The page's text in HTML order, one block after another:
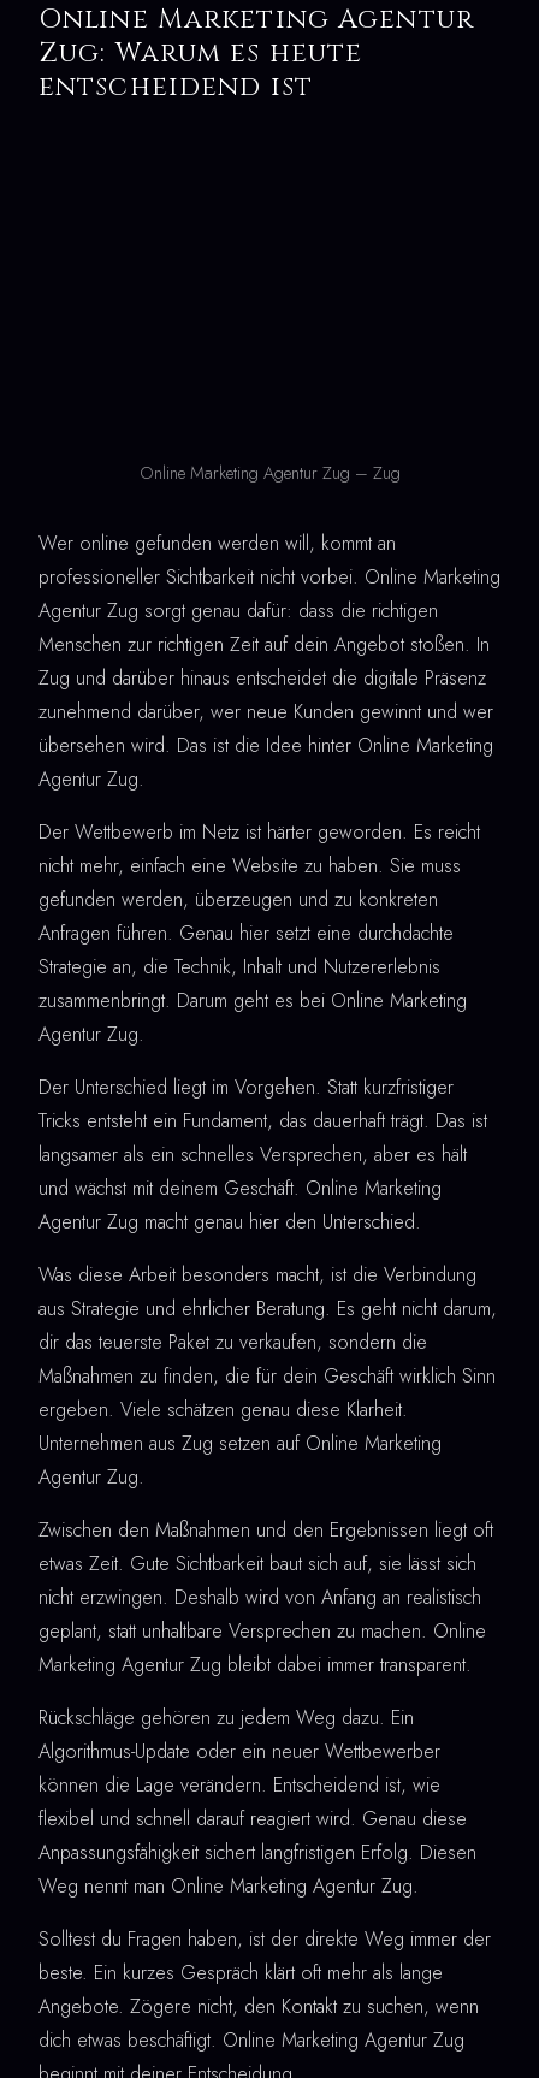
Online Marketing Agentur
Zug: Warum es heute
entscheidend ist
Online Marketing Agentur Zug – Zug
Wer online gefunden werden will, kommt an
professioneller Sichtbarkeit nicht vorbei. Online Marketing
Agentur Zug sorgt genau dafür: dass die richtigen
Menschen zur richtigen Zeit auf dein Angebot stoßen. In
Zug und darüber hinaus entscheidet die digitale Präsenz
zunehmend darüber, wer neue Kunden gewinnt und wer
übersehen wird. Das ist die Idee hinter Online Marketing
Agentur Zug.
Der Wettbewerb im Netz ist härter geworden. Es reicht
nicht mehr, einfach eine Website zu haben. Sie muss
gefunden werden, überzeugen und zu konkreten
Anfragen führen. Genau hier setzt eine durchdachte
Strategie an, die Technik, Inhalt und Nutzererlebnis
zusammenbringt. Darum geht es bei Online Marketing
Agentur Zug.
Der Unterschied liegt im Vorgehen. Statt kurzfristiger
Tricks entsteht ein Fundament, das dauerhaft trägt. Das ist
langsamer als ein schnelles Versprechen, aber es hält
und wächst mit deinem Geschäft. Online Marketing
Agentur Zug macht genau hier den Unterschied.
Was diese Arbeit besonders macht, ist die Verbindung
aus Strategie und ehrlicher Beratung. Es geht nicht darum,
dir das teuerste Paket zu verkaufen, sondern die
Maßnahmen zu finden, die für dein Geschäft wirklich Sinn
ergeben. Viele schätzen genau diese Klarheit.
Unternehmen aus Zug setzen auf Online Marketing
Agentur Zug.
Zwischen den Maßnahmen und den Ergebnissen liegt oft
etwas Zeit. Gute Sichtbarkeit baut sich auf, sie lässt sich
nicht erzwingen. Deshalb wird von Anfang an realistisch
geplant, statt unhaltbare Versprechen zu machen. Online
Marketing Agentur Zug bleibt dabei immer transparent.
Rückschläge gehören zu jedem Weg dazu. Ein
Algorithmus-Update oder ein neuer Wettbewerber
können die Lage verändern. Entscheidend ist, wie
flexibel und schnell darauf reagiert wird. Genau diese
Anpassungsfähigkeit sichert langfristigen Erfolg. Diesen
Weg nennt man Online Marketing Agentur Zug.
Solltest du Fragen haben, ist der direkte Weg immer der
beste. Ein kurzes Gespräch klärt oft mehr als lange
Angebote. Zögere nicht, den Kontakt zu suchen, wenn
dich etwas beschäftigt. Online Marketing Agentur Zug